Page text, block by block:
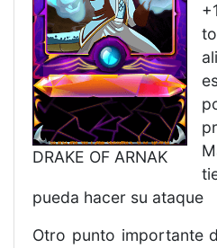
DRAKE OF ARNAK
pueda hacer su ataque
Otro punto importante